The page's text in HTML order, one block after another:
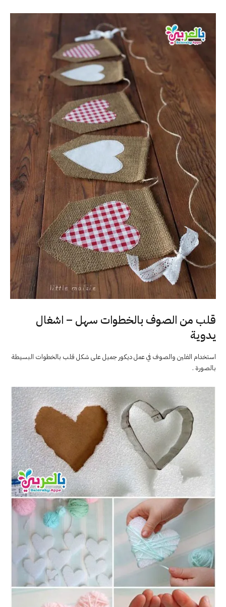
قلب من الصوف بالخطوات سهل – اشغال
يدوية
استخدام الفلين والصوف في عمل ديكور جميل على شكل قلب بالخطوات البسيطة
بالصورة .